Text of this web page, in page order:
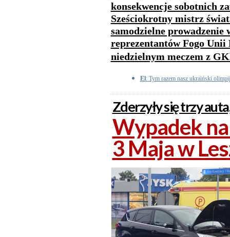
konsekwencje sobotnich
Sześciokrotny mistrz
samodzielne
reprezentantów Fogo Unii
niedzielnym meczem z
El: Tym razem nasz ukraiński
Zderzyły się trzy
Wypadek
3 Maja w